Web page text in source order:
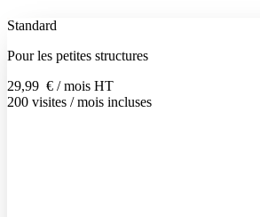
Standard
Pour les petites structures
29,99 € / mois HT
200 visites / mois incluses